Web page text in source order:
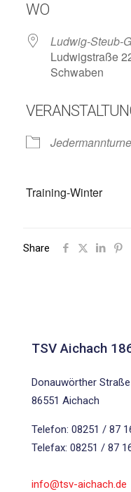
WO
Ludwig-Steub-
Ludwigstraße
Schwaben
Training-Winter
Share
TSV Aichach
Donauwörther
86551 Aichach
Telefon: 08251 / 87
Telefax: 08251 / 87
info@tsv-aichach.de